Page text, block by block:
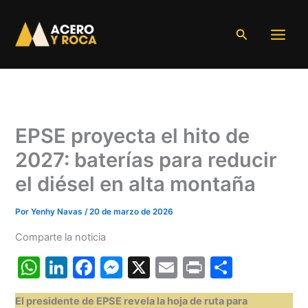
contenido
Buscar
EPSE proyecta el hito de
2027: baterías para reducir
el diésel en alta montaña
PorYenhy Navas/20 de marzo de 2026
Comparte la noticia
W
h
Li
n
F
a
M
e
X
E
m
Pr
in o
El presidente de EPSE revela la hoja de ruta para